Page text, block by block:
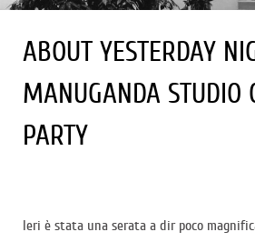
ABOUT YESTERDAY
MANUGANDA STUDIO
PARTY
Ieri è stata una serata a dir poco